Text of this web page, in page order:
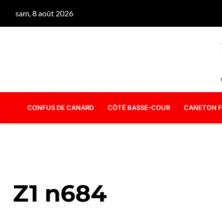
sam, 8 août 2026
CONFUS DE CANARD CÔTÉ BASSE-COUR CANETON
Z1 n684